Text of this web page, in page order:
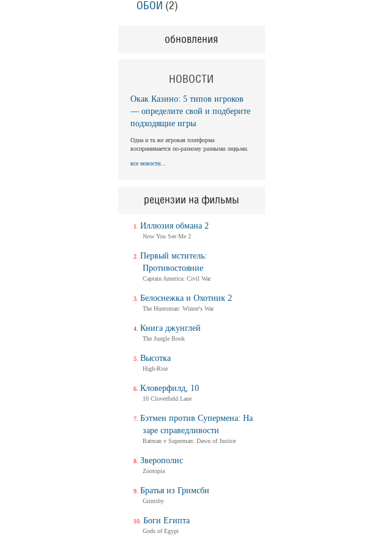
ОБОИ (2)
обновления
НОВОСТИ
Окак Казино: 5 типов игроков
— определите свой и подберите
подходящие игры
Одна и та же игровая платформа
воспринимается по-разному разными людьми.
все новости...
рецензии на фильмы
Иллюзия обмана 2
Now You See Me 2
Первый мститель:
Противостояние
Captain America: Civil War
Белоснежка и Охотник 2
The Huntsman: Winter's War
Книга джунглей
The Jungle Book
Высотка
High-Rise
Кловерфилд, 10
10 Cloverfield Lane
Бэтмен против Супермена: На
заре справедливости
Batman v Superman: Dawn of Justice
Зверополис
Zootopia
Братья из Гримсби
Grimsby
Боги Египта
Gods of Egypt